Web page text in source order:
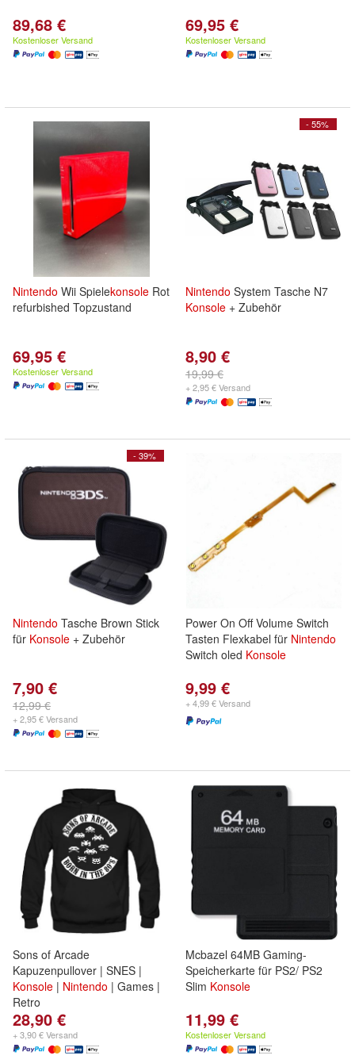
89,68 €
Kostenloser Versand
69,95 €
Kostenloser Versand
Nintendo Wii Spielekonsole Rot
refurbished Topzustand
69,95 €
Kostenloser Versand
- 55%
Nintendo System Tasche N7
Konsole + Zubehör
8,90 €
19,99 €
+ 2,95 € Versand
- 39%
Nintendo Tasche Brown Stick
für Konsole + Zubehör
7,90 €
12,99 €
+ 2,95 € Versand
Power On Off Volume Switch
Tasten Flexkabel für Nintendo
Switch oled Konsole
9,99 €
+ 4,99 € Versand
Sons of Arcade
Kapuzenpullover | SNES |
Konsole | Nintendo | Games |
Retro
28,90 €
+ 3,90 € Versand
Mcbazel 64MB Gaming-
Speicherkarte für PS2/ PS2
Slim Konsole
11,99 €
Kostenloser Versand